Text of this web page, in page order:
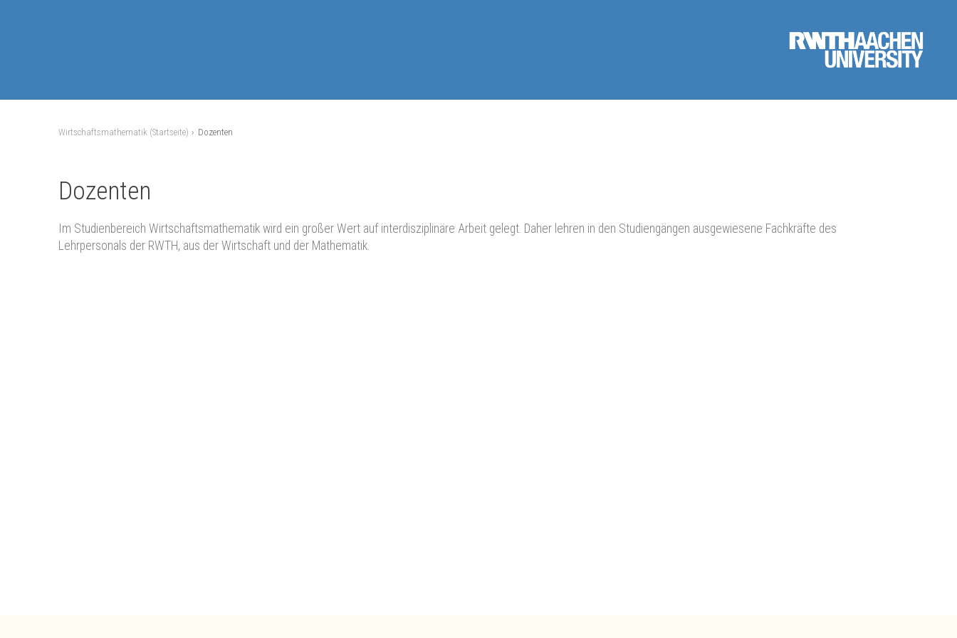
Wirtschaftsmathematik (Startseite) Dozenten
Dozenten
Im Studienbereich Wirtschaftsmathematik wird ein großer Wert auf interdisziplinäre Arbeit gelegt. Daher lehren in den Studiengängen ausgewiesene Fachkräfte des
Lehrpersonals der RWTH, aus der Wirtschaft und der Mathematik.